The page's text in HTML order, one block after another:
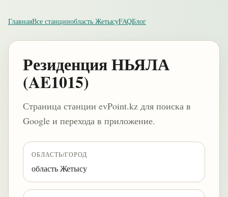
ГлавнаяВсе станцииобласть ЖетысуFAQБлог
Резиденция НЬЯЛА
(AE1015)
Страница станции evPoint.kz для поиска в
Google и перехода в приложение.
ОБЛАСТЬ/ГОРОД
область Жетысу